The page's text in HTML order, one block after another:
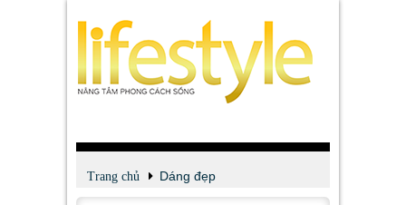
Trang chủ Dáng đẹp